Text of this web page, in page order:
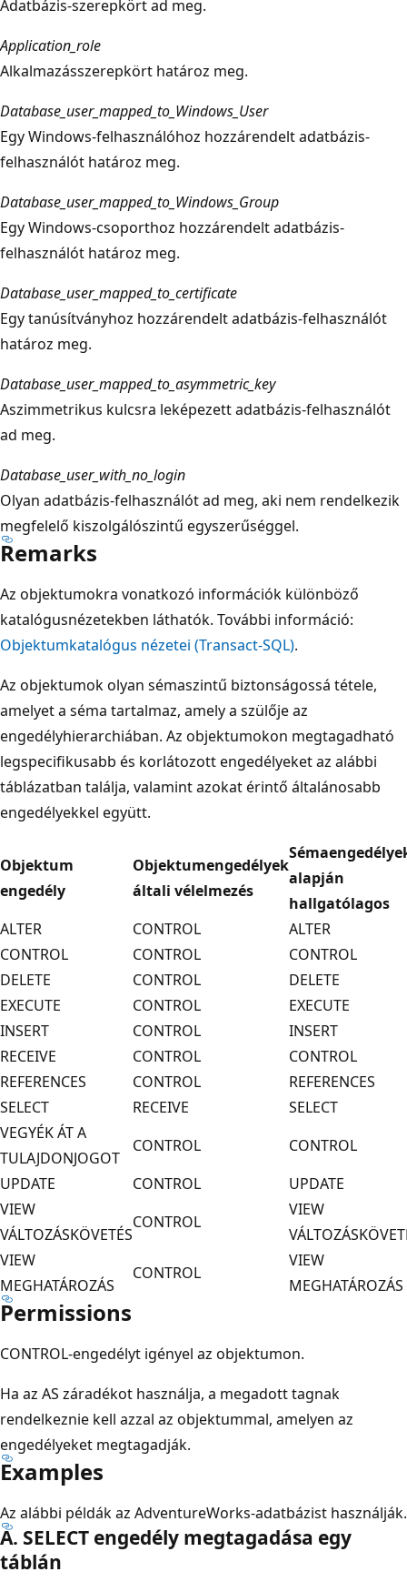
Adatbázis-szerepkört ad meg.
Application_role
Alkalmazásszerepkört határoz meg.
Database_user_mapped_to_Windows_User
Egy Windows-felhasználóhoz hozzárendelt adatbázis-
felhasználót határoz meg.
Database_user_mapped_to_Windows_Group
Egy Windows-csoporthoz hozzárendelt adatbázis-
felhasználót határoz meg.
Database_user_mapped_to_certificate
Egy tanúsítványhoz hozzárendelt adatbázis-felhasználót
határoz meg.
Database_user_mapped_to_asymmetric_key
Aszimmetrikus kulcsra leképezett adatbázis-felhasználót
ad meg.
Database_user_with_no_login
Olyan adatbázis-felhasználót ad meg, aki nem rendelkezik
megfelelő kiszolgálószintű egyszerűséggel.
Remarks
Az objektumokra vonatkozó információk különböző
katalógusnézetekben láthatók. További információ:
Objektumkatalógus nézetei (Transact-SQL).
Az objektumok olyan sémaszintű biztonságossá tétele,
amelyet a séma tartalmaz, amely a szülője az
engedélyhierarchiában. Az objektumokon megtagadható
legspecifikusabb és korlátozott engedélyeket az alábbi
táblázatban találja, valamint azokat érintő általánosabb
engedélyekkel együtt.
Objektum
engedély
Objektumengedélyek
általi vélelmezés
alapján
hallgatólagos
ALTER
CONTROL
ALTER
CONTROL
CONTROL
CONTROL
DELETE
CONTROL
DELETE
EXECUTE
CONTROL
EXECUTE
INSERT
CONTROL
INSERT
RECEIVE
CONTROL
CONTROL
REFERENCES
CONTROL
REFERENCES
SELECT
RECEIVE
SELECT
VEGYÉK ÁT A
TULAJDONJOGOT
CONTROL
CONTROL
UPDATE
CONTROL
UPDATE
VIEW
VÁLTOZÁSKÖVETÉS
CONTROL
VIEW
VIEW
MEGHATÁROZÁS
CONTROL
VIEW
MEGHATÁROZÁS
Permissions
CONTROL-engedélyt igényel az objektumon.
Ha az AS záradékot használja, a megadott tagnak
rendelkeznie kell azzal az objektummal, amelyen az
engedélyeket megtagadják.
Examples
Az alábbi példák az AdventureWorks-adatbázist használják.
A. SELECT engedély megtagadása egy
táblán